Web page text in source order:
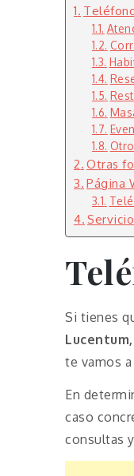
Otras
Página
Si tienes
Lucentum,
te vamos
En
caso
consultas